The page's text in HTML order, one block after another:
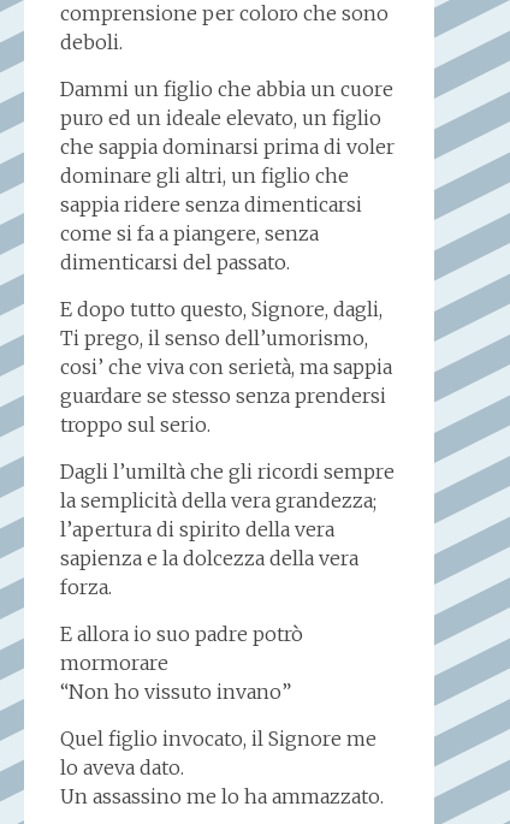
comprensione per coloro che sono
deboli.
Dammi un figlio che abbia un cuore
puro ed un ideale elevato, un figlio
che sappia dominarsi prima di voler
dominare gli altri, un figlio che
sappia ridere senza dimenticarsi
come si fa a piangere, senza
dimenticarsi del passato.
E dopo tutto questo, Signore, dagli,
Ti prego, il senso dell’umorismo,
cosi’ che viva con serietà, ma sappia
guardare se stesso senza prendersi
troppo sul serio.
Dagli l’umiltà che gli ricordi sempre
la semplicità della vera grandezza;
l’apertura di spirito della vera
sapienza e la dolcezza della vera
forza.
E allora io suo padre potrò
mormorare
“Non ho vissuto invano”
Quel figlio invocato, il Signore me
lo aveva dato.
Un assassino me lo ha ammazzato.